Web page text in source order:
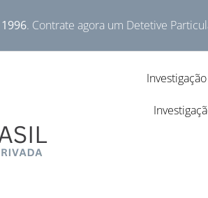
. Contrate agora um Detetive